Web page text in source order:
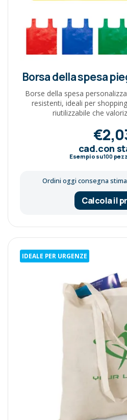
Borsa della spesa
Borse della spesa
resistenti, ideali per
riutilizzabile che
cad.con
Esempio su100
Ordini oggi consegna
Calcola il
IDEALE PER URGENZE